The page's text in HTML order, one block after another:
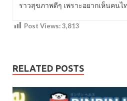
ราวสุขภาพดีๆ เพราะอยากเห็นคน
Post Views:3,813
RELATED POSTS